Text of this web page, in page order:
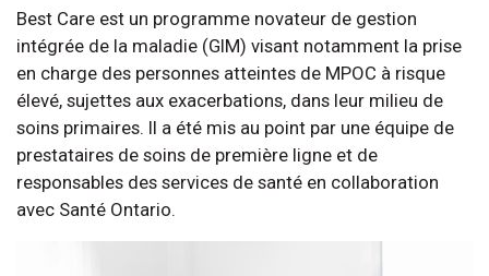
Best Care est un programme novateur de gestion
intégrée de la maladie (GIM) visant notamment la prise
en charge des personnes atteintes de MPOC à risque
élevé, sujettes aux exacerbations, dans leur milieu de
soins primaires. Il a été mis au point par une équipe de
prestataires de soins de première ligne et de
responsables des services de santé en collaboration
avec Santé Ontario.